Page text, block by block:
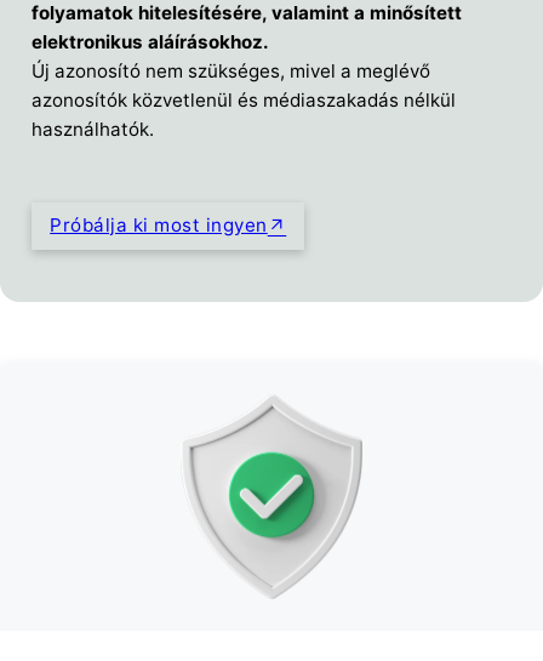
folyamatok hitelesítésére, valamint a minősített
elektronikus aláírásokhoz.
Új azonosító nem szükséges, mivel a meglévő
azonosítók közvetlenül és médiaszakadás nélkül
használhatók.
Próbálja ki most ingyen